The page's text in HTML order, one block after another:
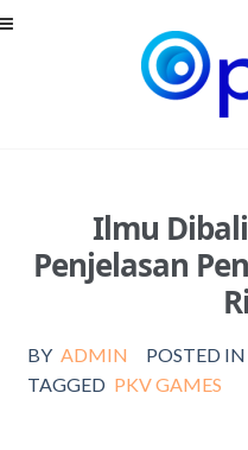
Ilmu
Penjelasan
BY ADMIN POSTED IN
TAGGED PKV GAMES